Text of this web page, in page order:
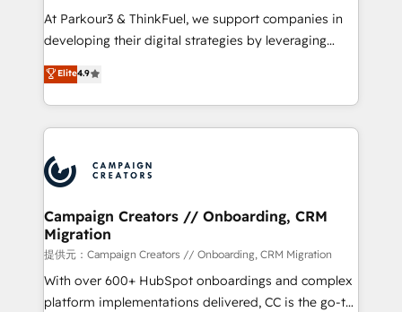
you invest in 100% of your buyers, accelerating your
growth and positioning yourself as an undisputed
transformation process A methodology designed to
implement HubSpot effectively and optimize your
record of business transformation, our growth-first
approach has helped brands dominate their
At Parkour3 & ThinkFuel, we support companies in
developing their digital strategies by leveraging
technologies and automating their marketing and
sales processes to generate growth. Our offer spans
from Strategy to Operations. We specialize in CRM
onboarding and implementation, web design, sales
extensive experience working with tech companies
and manufacturers since 2002, we are committed to
empowering our clients and developing their
autonomy. Get to grips with HubSpot through
guided implementation and seamless integration of
the CRM platform into your digital ecosystem. Would
you like support in deploying your inbound
Elite4.9
Campaign Creators // Onboarding, CRM
Migration
提供元：Campaign Creators // Onboarding, CRM Migration
With over 600+ HubSpot onboardings and complex
platform implementations delivered, CC is the go-to